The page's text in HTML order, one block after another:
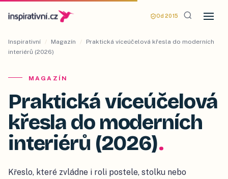
Od 2015
Inspirativní / Magazín /
Praktická víceúčelová křesla do moderních
interiérů (2026)
MAGAZÍN
Praktická víceúčelová
křesla do moderních
interiérů (2026).
Křeslo, které zvládne i roli postele, stolku nebo